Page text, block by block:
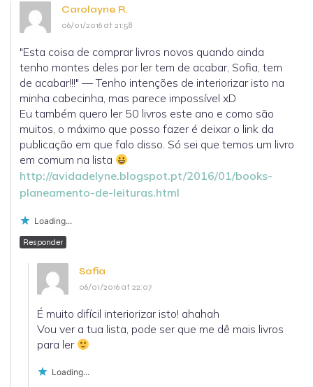
Carolayne R.
06/01/2016 at 21:58
"Esta coisa de comprar livros novos quando ainda
tenho montes deles por ler tem de acabar, Sofia, tem
de acabar!!!" — Tenho intenções de interiorizar isto na
minha cabecinha, mas parece impossível xD
Eu também quero ler 50 livros este ano e como são
muitos, o máximo que posso fazer é deixar o link da
publicação em que falo disso. Só sei que temos um livro
em comum na lista
http://avidadelyne.blogspot.pt/2016/01/books-
planeamento-de-leituras.html
Loading...
Responder
Sofia
06/01/2016 at 22:07
É muito difícil interiorizar isto! ahahah
Vou ver a tua lista, pode ser que me dê mais livros
para ler
Loading...